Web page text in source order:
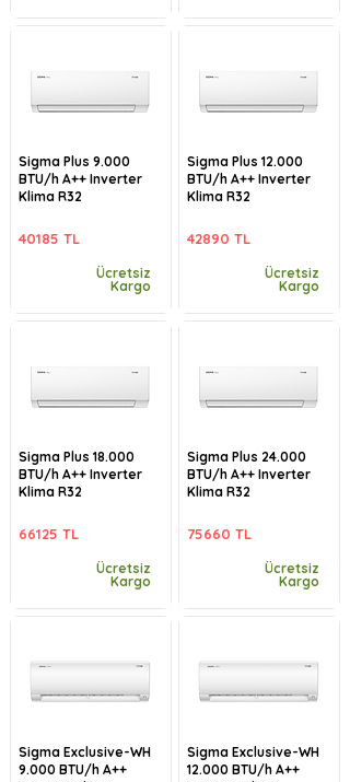
Sigma Plus 9.000
BTU/h A++ Inverter
Klima R32
40185 TL
Ücretsiz
Kargo
Sigma Plus 18.000
BTU/h A++ Inverter
Klima R32
66125 TL
Ücretsiz
Kargo
Sigma Exclusive-WH
9.000 BTU/h A++
Sigma Plus 12.000
BTU/h A++ Inverter
Klima R32
42890 TL
Ücretsiz
Kargo
Sigma Plus 24.000
BTU/h A++ Inverter
Klima R32
75660 TL
Ücretsiz
Kargo
Sigma Exclusive-WH
12.000 BTU/h A++